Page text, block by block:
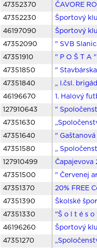
47352370
ČAVORE
47352230
Športový
46197090
Športový
47352090
" SVB
47351910
" P O Š T A
47351850
"
47351840
„ I.čsl.
46196670
1. Halový
127910643
"
47351630
47351640
"
47351580
„
127910499
Čapajevova
47351500
" Červenej
47351370
20% FREE
47351390
Školské
47351330
"Š o l t é s o
46196260
Športový
47351270